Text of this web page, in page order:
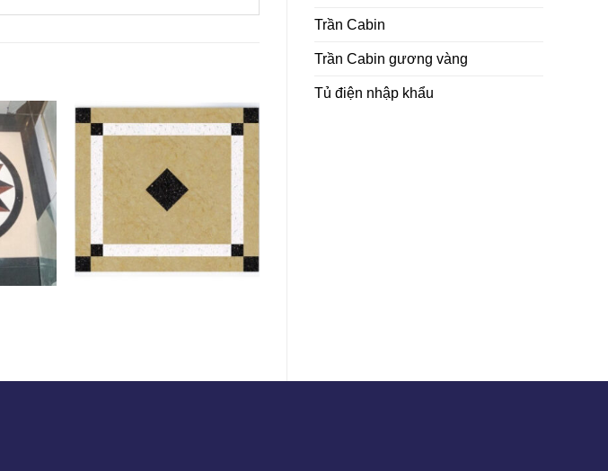
Trần Cabin
Trần Cabin gương vàng
Tủ điện nhập khẩu